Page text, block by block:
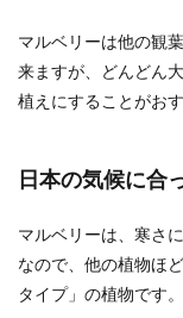
マルベリーは他の観
来ますが、どんどん
植えにすることがおす
日本の気候に合
マルベリーは、寒さ
なので、他の植物ほ
タイプ」の植物です。